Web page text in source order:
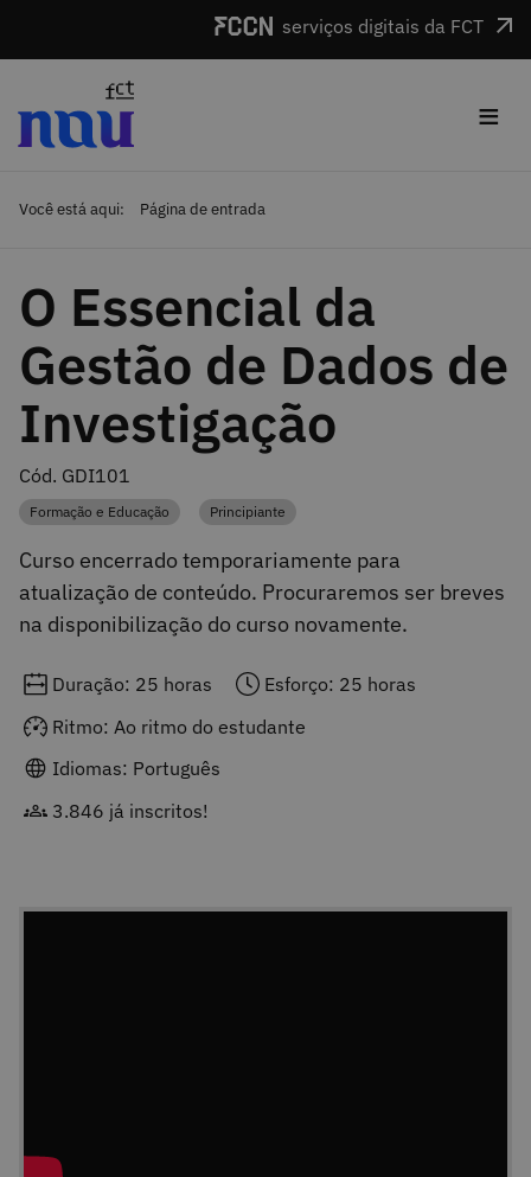
serviços digitais da FCT
≡
Você está aqui: Página de entrada
O Essencial da
Gestão de Dados de
Investigação
Cód. GDI101
Categoria
Formação e Educação Categoria
Principiante
Curso encerrado temporariamente para
atualização de conteúdo. Procuraremos ser breves
na disponibilização do curso novamente.
Duração: 25 horas
Esforço: 25 horas
Ritmo: Ao ritmo do estudante
Idiomas: Português
3.846 já inscritos!